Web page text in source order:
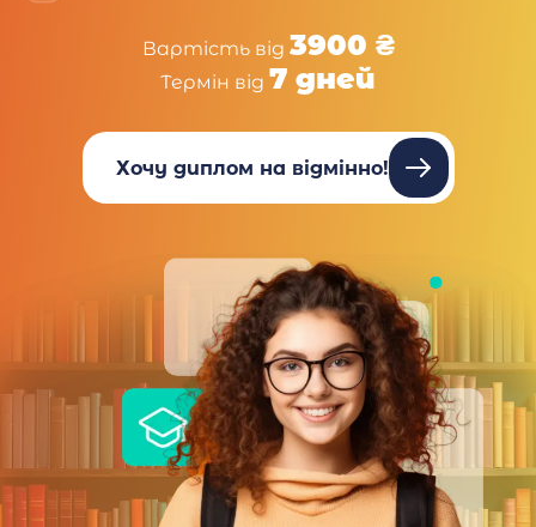
Вартість від 3900 ₴
Термін від 7 дней
Хочу диплом на відмінно!